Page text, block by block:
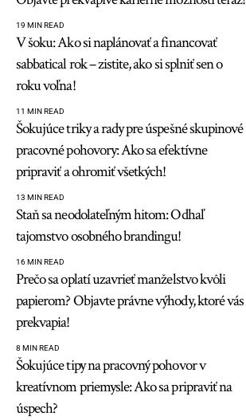
19 MIN READ
V šoku: Ako si naplánovať a financovať
sabbatical rok – zistite, ako si splniť sen o
roku voľna!
11 MIN READ
Šokujúce triky a rady pre úspešné skupinové
pracovné pohovory: Ako sa efektívne
pripraviť a ohromiť všetkých!
13 MIN READ
Staň sa neodolateľným hitom: Odhaľ
tajomstvo osobného brandingu!
16 MIN READ
Prečo sa oplatí uzavrieť manželstvo kvôli
papierom? Objavte právne výhody, ktoré vás
prekvapia!
8 MIN READ
Šokujúce tipy na pracovný pohovor v
kreatívnom priemysle: Ako sa pripraviť na
úspech?